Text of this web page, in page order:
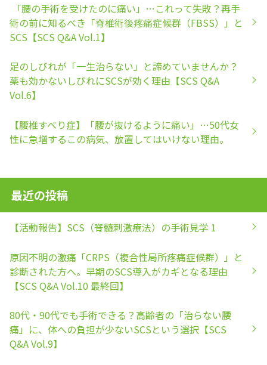
「腰の手術を受けたのに痛い」…これって失敗？再手
術の前に知るべき「脊椎術後疼痛症候群（FBSS）」と
SCS【SCS Q&A Vol.1】
足のしびれが「一生治らない」と諦めていませんか？
薬も効かないしびれにSCSが効く理由【SCS Q&A
Vol.6】
【腰椎すべり症】「腰が抜けるように痛い」…50代女
性に急増するこの病気、放置してはいけない理由。
最近の投稿
【活動報告】SCS（脊髄刺激療法）の手術見学 1
原因不明の激痛「CRPS（複合性局所疼痛症候群）」と
診断された方へ。早期のSCS導入がカギとなる理由
【SCS Q&A Vol.10 最終回】
80代・90代でも手術できる？高齢者の「治らない腰
痛」に、体への負担が少ないSCSという選択【SCS
Q&A Vol.9】